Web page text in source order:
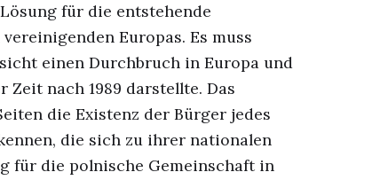
für die entstehende
Europas. Es muss
einen Durchbruch in Europa und
nach 1989 darstellte. Das
die Existenz der Bürger jedes
die sich zu ihrer nationalen
für die polnische Gemeinschaft in